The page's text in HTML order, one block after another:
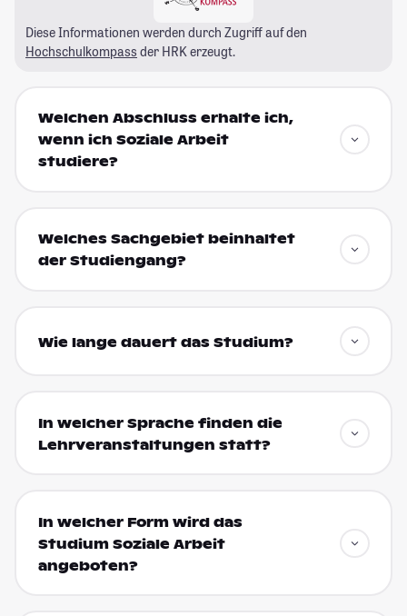
Diese Informationen werden durch Zugriff auf den
Hochschulkompass der HRK erzeugt.
Welchen Abschluss erhalte ich,
wenn ich Soziale Arbeit
studiere?
Welches Sachgebiet beinhaltet
der Studiengang?
Wie lange dauert das Studium?
In welcher Sprache finden die
Lehrveranstaltungen statt?
In welcher Form wird das
Studium Soziale Arbeit
angeboten?